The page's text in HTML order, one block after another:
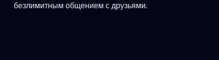
безлимитным общением с друзьями.